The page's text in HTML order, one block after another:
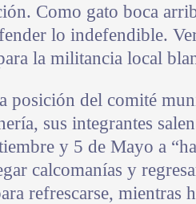
Como gato boca
lo indefendible.
la militancia local
posición del comité
sus integrantes
y 5 de Mayo a
calcomanías y
refrescarse, mientras